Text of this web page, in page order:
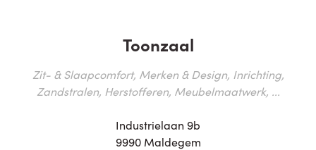
Toonzaal
Zit- & Slaapcomfort, Merken & Design, Inrichting,
Zandstralen, Herstofferen, Meubelmaatwerk, ...
Industrielaan 9b
9990 Maldegem